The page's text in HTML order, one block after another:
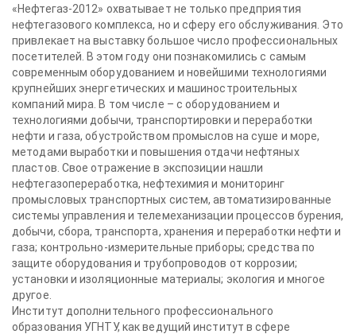
«Нефтегаз-2012» охватывает не только предприятия
нефтегазового комплекса, но и сферу его обслуживания. Это
привлекает на выставку большое число профессиональных
посетителей. В этом году они познакомились с самым
современным оборудованием и новейшими технологиями
крупнейших энергетических и машиностроительных
компаний мира. В том числе – с оборудованием и
технологиями добычи, транспортировки и переработки
нефти и газа, обустройством промыслов на суше и море,
методами выработки и повышения отдачи нефтяных
пластов. Свое отражение в экспозиции нашли
нефтегазопереработка, нефтехимия и мониторинг
промысловых транспортных систем, автоматизированные
системы управления и телемеханизации процессов бурения,
добычи, сбора, транспорта, хранения и переработки нефти и
газа; контрольно-измерительные приборы; средства по
защите оборудования и трубопроводов от коррозии;
установки и изоляционные материалы; экология и многое
другое.
Институт дополнительного профессионального
образования УГНТУ, как ведущий институт в сфере